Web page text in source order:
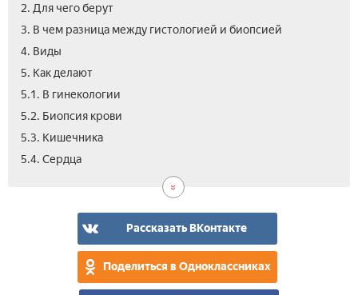
2. Для чего берут
3. В чем разница между гистологией и биопсией
4. Виды
5. Как делают
5.1. В гинекологии
5.2. Биопсия крови
5.3. Кишечника
5.4. Сердца
Рассказать ВКонтакте
Поделиться в Одноклассниках